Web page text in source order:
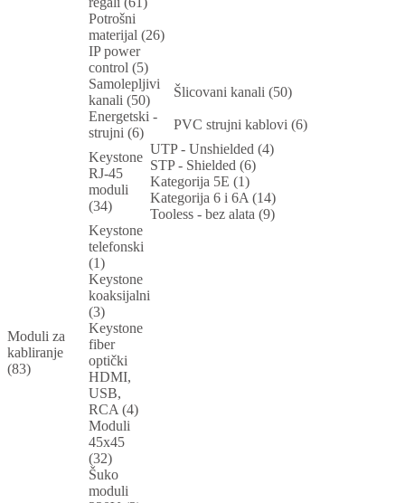
Potrošni
materijal (26)
IP power
control (5)
Samolepljivi
kanali (50)
Šlicovani kanali (50)
Energetski -
strujni (6)
PVC strujni kablovi (6)
Moduli za
kabliranje
(83)
Keystone
RJ-45
moduli
(34)
UTP - Unshielded (4)
STP - Shielded (6)
Kategorija 5E (1)
Kategorija 6 i 6A (14)
Tooless - bez alata (9)
Keystone
telefonski
(1)
Keystone
koaksijalni
(3)
Keystone
fiber
optički
HDMI,
USB,
RCA (4)
Moduli
45x45
(32)
Šuko
moduli